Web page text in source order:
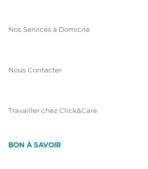
Nos Services à Domicile
Nous Contacter
Travailler chez Click&Care
BON À SAVOIR